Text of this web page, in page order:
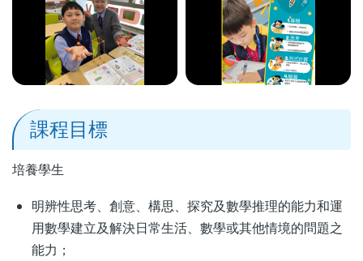
課程目標
培養學生
明辨性思考、創意、構思、探究及數學推理的能力和運
用數學建立及解決日常生活、數學或其他情境的問題之
能力；